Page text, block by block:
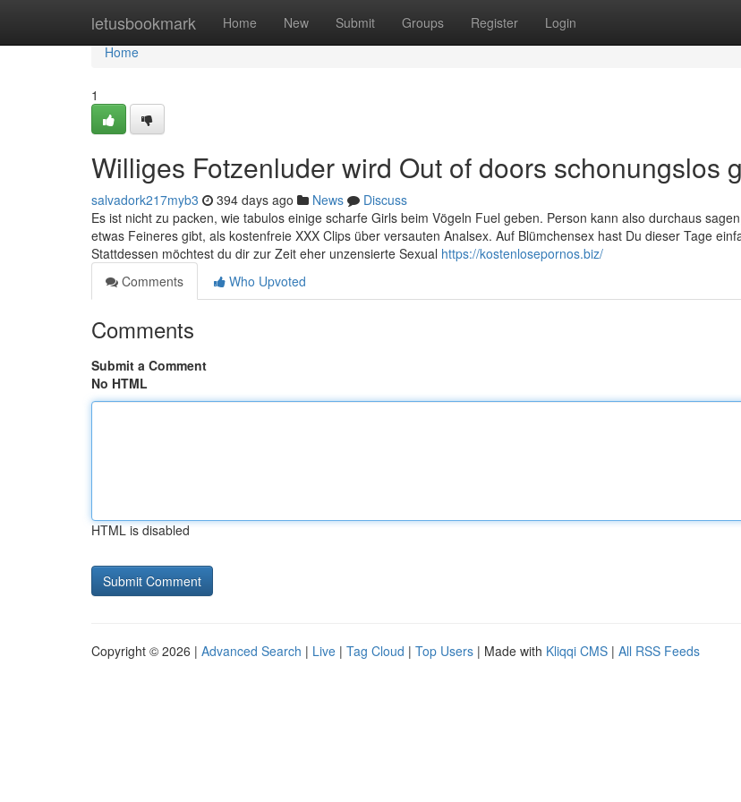
letusbookmark Home New Submit Groups Register Login
Home
Home
1
Williges Fotzenluder wird Out of doors schonungslos
salvadork217myb3 394 days ago News
Discuss
Es ist nicht zu packen, wie tabulos einige scharfe Girls beim Vögeln Fuel geben. Person kann also durchaus
etwas Feineres gibt, als kostenfreie XXX Clips über versauten Analsex. Auf Blümchensex hast Du dieser Tage
Stattdessen möchtest du dir zur Zeit eher unzensierte Sexual https://kostenlosepornos.biz/
Comments
Who Upvoted
Comments
Submit a Comment
No HTML
HTML is disabled
Copyright © 2026 | Advanced Search | Live | Tag Cloud | Top Users | Made with Kliqqi CMS | All RSS Feeds